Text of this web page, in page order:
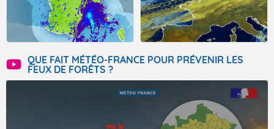
QUE FAIT MÉTÉO-FRANCE POUR PRÉVENIR LES
FEUX DE FORÊTS ?